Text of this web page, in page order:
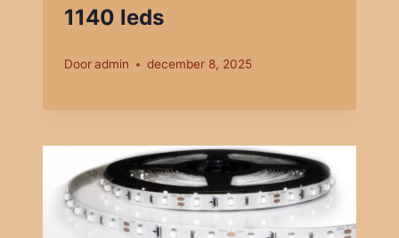
1140 leds
Dooradmin december 8, 2025